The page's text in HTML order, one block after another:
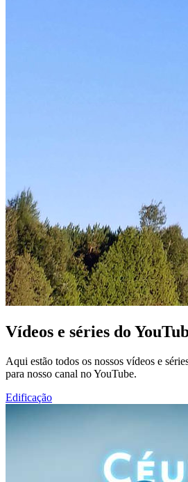
Vídeos e séries do
Aqui estão todos os nossos vídeos e
para nosso canal no YouTube.
Edificação